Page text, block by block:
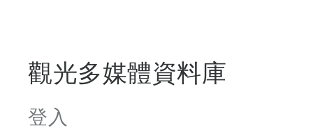
觀光多媒體資料庫
登入